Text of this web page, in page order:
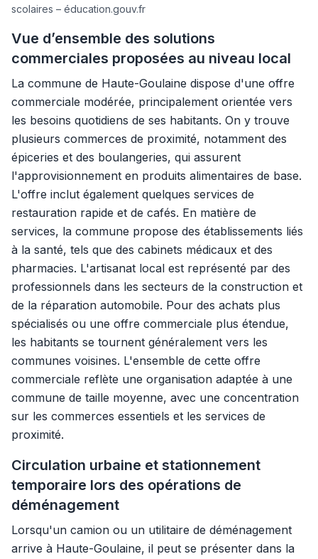
scolaires – éducation.gouv.fr
Vue d’ensemble des solutions
commerciales proposées au niveau local
La commune de Haute-Goulaine dispose d'une offre
commerciale modérée, principalement orientée vers
les besoins quotidiens de ses habitants. On y trouve
plusieurs commerces de proximité, notamment des
épiceries et des boulangeries, qui assurent
l'approvisionnement en produits alimentaires de base.
L'offre inclut également quelques services de
restauration rapide et de cafés. En matière de
services, la commune propose des établissements liés
à la santé, tels que des cabinets médicaux et des
pharmacies. L'artisanat local est représenté par des
professionnels dans les secteurs de la construction et
de la réparation automobile. Pour des achats plus
spécialisés ou une offre commerciale plus étendue,
les habitants se tournent généralement vers les
communes voisines. L'ensemble de cette offre
commerciale reflète une organisation adaptée à une
commune de taille moyenne, avec une concentration
sur les commerces essentiels et les services de
proximité.
Circulation urbaine et stationnement
temporaire lors des opérations de
déménagement
Lorsqu'un camion ou un utilitaire de déménagement
arrive à Haute-Goulaine, il peut se présenter dans la